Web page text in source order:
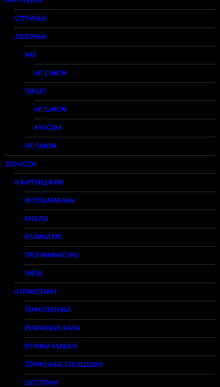
СТРУЙНЫЕ
ЛАЗЕРНЫЕ
NAS
HP, CANON
TARGET
HP, CANON
KYOCERA
HP, CANON
ЗАПЧАСТИ
К КАРТРИДЖАМ
ФОТОБАРАБАНЫ
РАКЕЛИ
РОЛИКИ RPC
ПРОГРАММАТОРЫ
ЧИПЫ
К ПРИНТЕРАМ
ТЕРМОПЛЕНКИ
РЕЗИНОВЫЕ ВАЛЫ
РОЛИКИ ЗАХВАТА
ТОРМОЗНЫЕ ПЛОЩАДКИ
ШЕСТЕРНИ